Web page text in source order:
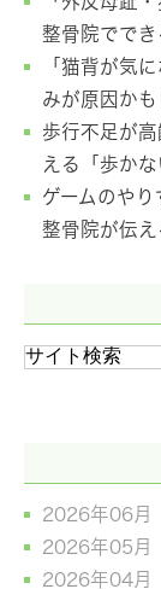
整骨院ででき
「猫背が気
みが原因か
歩行不足が
える「歩か
ゲームのや
整骨院が伝
2026年06月
2026年05月
2026年04月